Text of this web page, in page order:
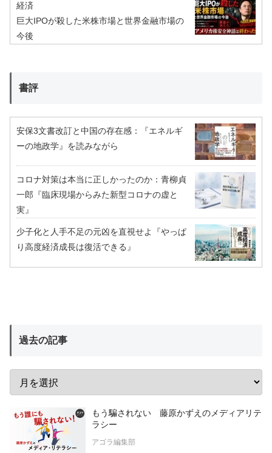
経済
巨大IPOが殺した米株市場と世界金融市場の
今後
書評
安保3文書改訂と中国の存在感：『エネルギ
ーの地政学』を読みながら
コロナ対策は本当に正しかったのか：青柳貞
一郎『臨床現場からみた新型コロナの虚と
実』
少子化と人手不足の元凶を直視せよ『やっぱ
り高度経済成長は復活できる』
過去の記事
もう騙されない 藤原かずえのメディアリテ
ラシー
アゴラ編集部